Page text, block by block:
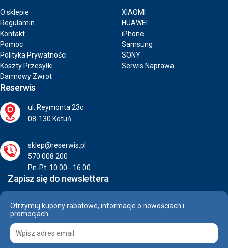
O sklepie
Regulamin
Kontakt
Pomoc
Polityka Prywatności
Koszty Przesyłki
Darmowy Zwrot
XIAOMI
HUAWEI
iPhone
Samsung
SONY
Serwis Naprawa
Reserwis
ul. Reymonta 23c
08-130 Kotuń
sklep@reserwis.pl
570 008 200
Pn-Pt: 10.00 - 16.00
Zapisz się do newslettera
Otrzymuj kupony rabatowe, informacje o nowościach i
promocjach.